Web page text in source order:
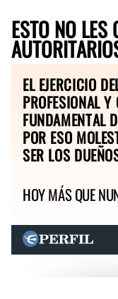
ESTO NO LES
EL EJERCICIO
PROFESIONAL
FUNDAMENTAL
POR ESO
SER LOS
HOY MÁS QUE